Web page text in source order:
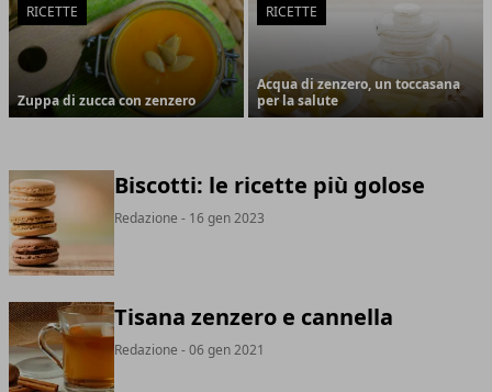
RICETTE
Zuppa di zucca con zenzero
RICETTE
Acqua di zenzero, un toccasana
per la salute
Biscotti: le ricette più golose
Redazione - 16 gen 2023
Tisana zenzero e cannella
Redazione - 06 gen 2021